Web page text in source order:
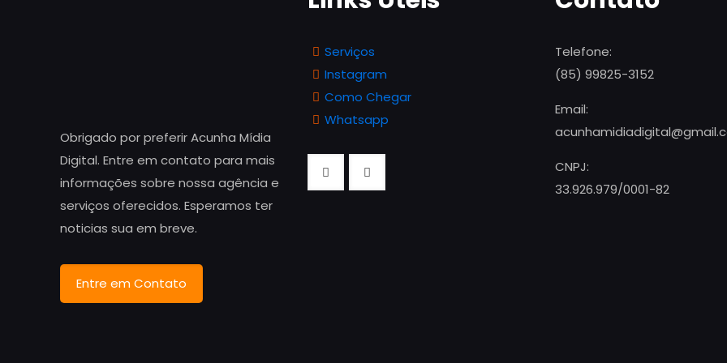
Obrigado por preferir Acunha Mídia
Digital. Entre em contato para mais
informações sobre nossa agência e
serviços oferecidos. Esperamos ter
noticias sua em breve.
Entre em Contato
Serviços
Instagram
Como Chegar
Whatsapp
Telefone:
(85) 99825-3152
Email:
CNPJ:
33.926.979/0001-82